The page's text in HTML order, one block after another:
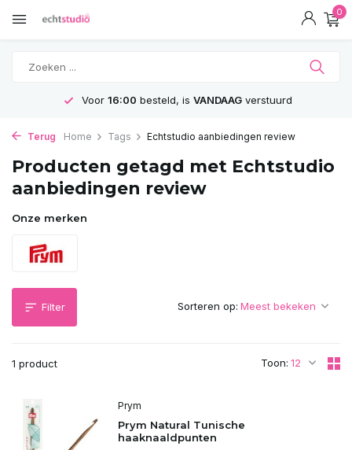
0
Voor 16:00 besteld, is VANDAAGverstuurd
Terug Home Tags Echtstudio aanbiedingen review
Producten getagd met Echtstudio
aanbiedingen review
Onze merken
Filter
1 product Toon:
Sorteren op:
Prym
Prym Natural Tunische
haaknaaldpunten